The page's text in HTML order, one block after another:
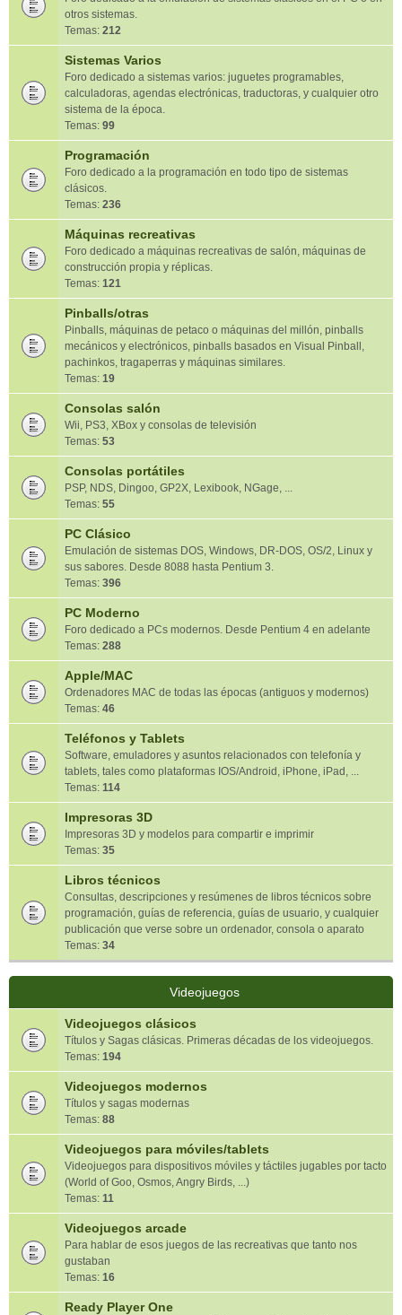
otros sistemas.
Temas: 212
Sistemas Varios
Foro dedicado a sistemas varios: juguetes programables,
calculadoras, agendas electrónicas, traductoras, y cualquier otro
sistema de la época.
Temas: 99
Programación
Foro dedicado a la programación en todo tipo de sistemas
clásicos.
Temas: 236
Máquinas recreativas
Foro dedicado a máquinas recreativas de salón, máquinas de
construcción propia y réplicas.
Temas: 121
Pinballs/otras
Pinballs, máquinas de petaco o máquinas del millón, pinballs
mecánicos y electrónicos, pinballs basados en Visual Pinball,
pachinkos, tragaperras y máquinas similares.
Temas: 19
Consolas salón
Wii, PS3, XBox y consolas de televisión
Temas: 53
Consolas portátiles
PSP, NDS, Dingoo, GP2X, Lexibook, NGage, ...
Temas: 55
PC Clásico
Emulación de sistemas DOS, Windows, DR-DOS, OS/2, Linux y
sus sabores. Desde 8088 hasta Pentium 3.
Temas: 396
PC Moderno
Foro dedicado a PCs modernos. Desde Pentium 4 en adelante
Temas: 288
Apple/MAC
Ordenadores MAC de todas las épocas (antiguos y modernos)
Temas: 46
Teléfonos y Tablets
Software, emuladores y asuntos relacionados con telefonía y
tablets, tales como plataformas IOS/Android, iPhone, iPad, ...
Temas: 114
Impresoras 3D
Impresoras 3D y modelos para compartir e imprimir
Temas: 35
Libros técnicos
Consultas, descripciones y resúmenes de libros técnicos sobre
programación, guías de referencia, guías de usuario, y cualquier
publicación que verse sobre un ordenador, consola o aparato
Temas: 34
Videojuegos
Videojuegos clásicos
Títulos y Sagas clásicas. Primeras décadas de los videojuegos.
Temas: 194
Videojuegos modernos
Títulos y sagas modernas
Temas: 88
Videojuegos para móviles/tablets
Videojuegos para dispositivos móviles y táctiles jugables por tacto
(World of Goo, Osmos, Angry Birds, ...)
Temas: 11
Videojuegos arcade
Para hablar de esos juegos de las recreativas que tanto nos
gustaban
Temas: 16
Ready Player One